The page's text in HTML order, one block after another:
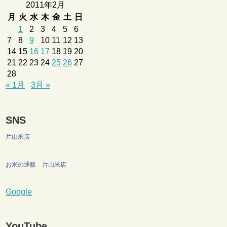
2011年2月
月
火 水 木 金 土
日
1
2 3 4 5
6
7
8 9 10 11 12 13
14 15 16 17 18 19 20
21 22 23 24 25 26 27
28
« 1月
3月 »
SNS
片山米店
お米の通販 片山米店
Google